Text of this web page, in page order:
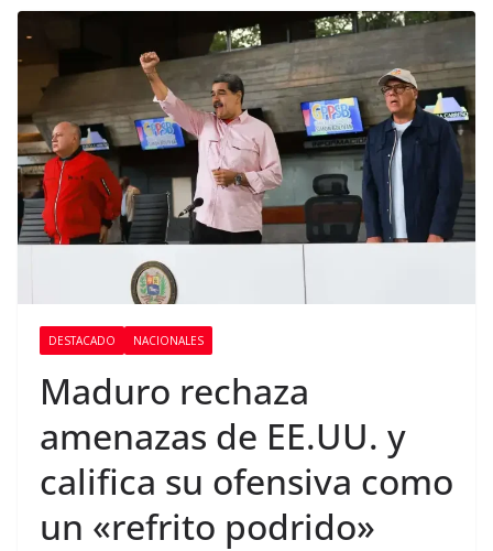
DESTACADO NACIONALES
Maduro rechaza
amenazas de EE.UU. y
califica su ofensiva como
un «refrito podrido»